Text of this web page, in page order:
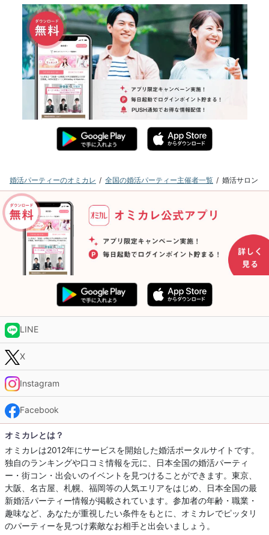
婚活パーティーのオミカレ 全国の婚活パーティー主催者一覧 婚活サロン
LINE
X
Instagram
Facebook
オミカレとは？
オミカレは2012年にサービスを開始した婚活ポータルサイトです。
独自のランキングや口コミ情報を元に、日本全国の婚活パーティ
ー・街コン・出会いのイベントを見つけることができます。東京、
大阪、名古屋、札幌、福岡等の人気エリアをはじめ、日本全国の最
新婚活パーティー情報が掲載されています。参加者の年齢・職業・
趣味など、あなたが重視したい条件をもとに、オミカレでピッタリ
のパーティーを見つけ素敵なお相手と出会いましょう。